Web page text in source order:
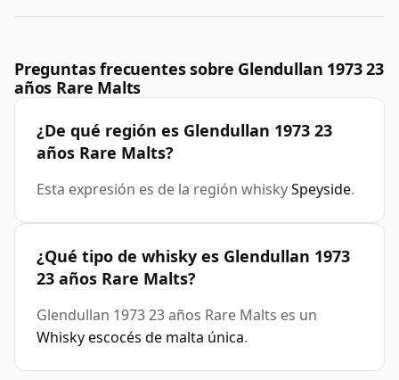
Preguntas frecuentes sobre Glendullan 1973 23
años Rare Malts
¿De qué región es Glendullan 1973 23
años Rare Malts?
Esta expresión es de la región whiskySpeyside.
¿Qué tipo de whisky es Glendullan 1973
23 años Rare Malts?
Glendullan 1973 23 años Rare Malts es un
Whisky escocés de malta única.